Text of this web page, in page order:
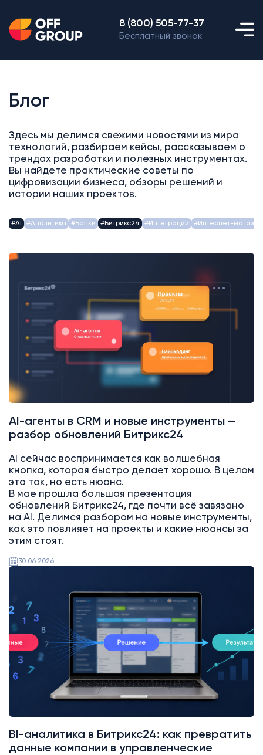
8 (800) 505-77-37
Бесплатный звонок
Блог
Здесь мы делимся свежими новостями из мира
технологий, разбираем кейсы, рассказываем о
трендах разработки и полезных инструментах.
Вы найдете практические советы по
цифровизации бизнеса, обзоры решений и
истории наших проектов.
#AI #Аналитика #Банки #Битрикс24 #Интеграции #Интернет-
AI-агенты в CRM и новые инструменты —
разбор обновлений Битрикс24
AI сейчас воспринимается как волшебная
кнопка, которая быстро делает хорошо. В целом
это так, но есть нюанс.
В мае прошла большая презентация
обновлений Битрикс24, где почти всё завязано
на AI. Делимся разбором на новые инструменты,
как это повлияет на проекты и какие нюансы за
этим стоят.
30.06.2026
BI-аналитика в Битрикс24: как превратить
данные компании в управленческие